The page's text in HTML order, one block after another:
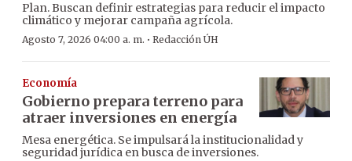
Plan. Buscan definir estrategias para reducir el impacto
climático y mejorar campaña agrícola.
Agosto 7, 2026 04:00 a. m. · Redacción ÚH
Economía
Gobierno prepara terreno para
atraer inversiones en energía
Mesa energética. Se impulsará la institucionalidad y
seguridad jurídica en busca de inversiones.